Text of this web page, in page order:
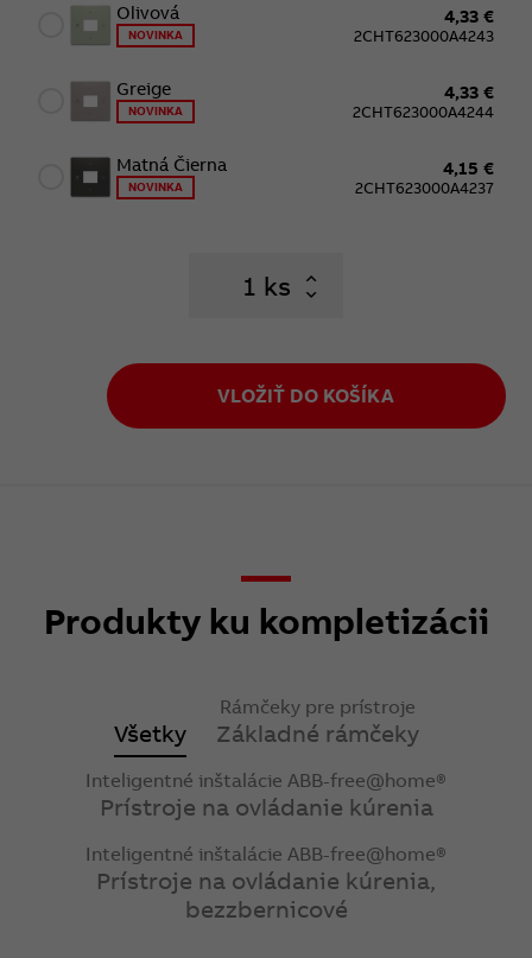
Olivová
NOVINKA
4,33 €
2CHT623000A4243
Greige
NOVINKA
4,33 €
2CHT623000A4244
Matná Čierna
NOVINKA
4,15 €
2CHT623000A4237
ks
VLOŽIŤ DO KOŠÍKA
Produkty ku kompletizácii
Všetky
Rámčeky pre prístroje
Základné rámčeky
Inteligentné inštalácie ABB-free@home®
Prístroje na ovládanie kúrenia
Inteligentné inštalácie ABB-free@home®
Prístroje na ovládanie kúrenia,
bezzbernicové